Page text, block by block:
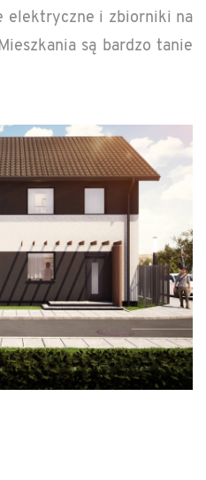
elek­tryczne i zbiorniki na
są bardzo tanie